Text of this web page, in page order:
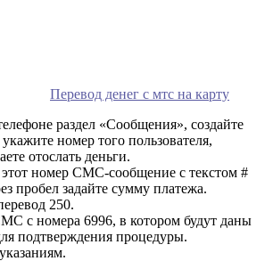
Перевод денег с мтс на карту
раздел «Сообщения», создайте
номер того пользователя,
отослать деньги.
номер СМС-сообщение с текстом #
пробел задайте сумму платежа.
250.
с номера 6996, в котором будут даны
подтверждения процедуры.